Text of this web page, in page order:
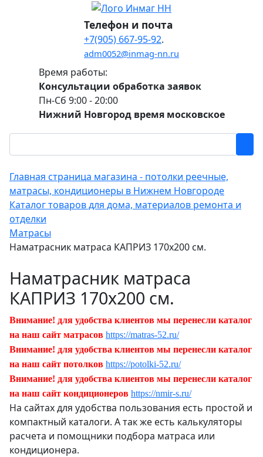
Телефон и почта
+7(905) 667-95-92.
adm0052@inmag-nn.ru
Время работы:
Консультации обработка заявок
Пн-Сб 9:00 - 20:00
Нижний Новгород время московское
Главная страница магазина - потолки реечные,
матрасы, кондиционеры в Нижнем Новгороде
Каталог товаров для дома, материалов ремонта и
отделки
Матрасы
Наматрасник матраса КАПРИЗ 170х200 см.
Наматрасник матраса
КАПРИЗ 170х200 см.
Внимание! для удобства клиентов мы перенесли каталог
на наш сайт матрасов https://matras-52.ru/
Внимание! для удобства клиентов мы перенесли каталог
на наш сайт потолков https://potolki-52.ru/
Внимание! для удобства клиентов мы перенесли каталог
на наш сайт кондиционеров https://nmir-s.ru/
На сайтах для удобства пользования есть простой и
компактный каталоги. А так же есть калькуляторы
расчета и помощники подбора матраса или
кондиционера.